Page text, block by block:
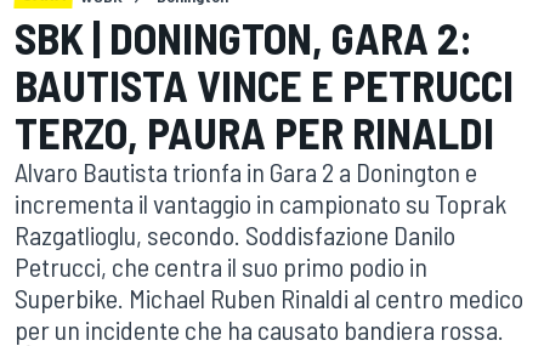
SBK | DONINGTON, GARA 2:
BAUTISTA VINCE E PETRUCCI
TERZO, PAURA PER RINALDI
Alvaro Bautista trionfa in Gara 2 a Donington e
incrementa il vantaggio in campionato su Toprak
Razgatlioglu, secondo. Soddisfazione Danilo
Petrucci, che centra il suo primo podio in
Superbike. Michael Ruben Rinaldi al centro medico
per un incidente che ha causato bandiera rossa.